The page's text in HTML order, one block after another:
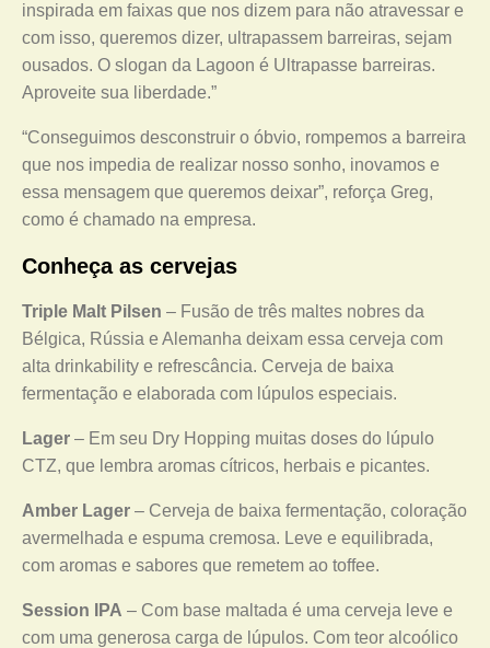
inspirada em faixas que nos dizem para não atravessar e
com isso, queremos dizer, ultrapassem barreiras, sejam
ousados. O slogan da Lagoon é Ultrapasse barreiras.
Aproveite sua liberdade.”
“Conseguimos desconstruir o óbvio, rompemos a barreira
que nos impedia de realizar nosso sonho, inovamos e
essa mensagem que queremos deixar”, reforça Greg,
como é chamado na empresa.
Conheça as cervejas
Triple Malt Pilsen – Fusão de três maltes nobres da
Bélgica, Rússia e Alemanha deixam essa cerveja com
alta drinkability e refrescância. Cerveja de baixa
fermentação e elaborada com lúpulos especiais.
Lager – Em seu Dry Hopping muitas doses do lúpulo
CTZ, que lembra aromas cítricos, herbais e picantes.
Amber Lager – Cerveja de baixa fermentação, coloração
avermelhada e espuma cremosa. Leve e equilibrada,
com aromas e sabores que remetem ao toffee.
Session IPA – Com base maltada é uma cerveja leve e
com uma generosa carga de lúpulos. Com teor alcoólico